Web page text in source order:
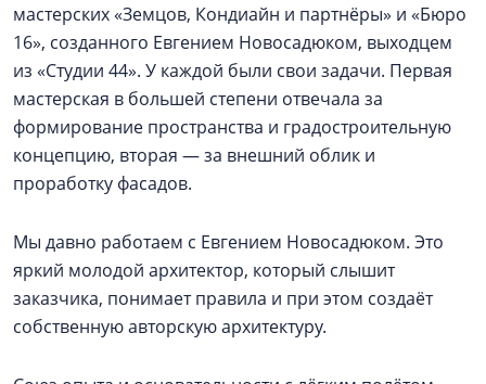
мастерских «Земцов, Кондиайн и партнёры» и «Бюро
16», созданного Евгением Новосадюком, выходцем
из «Студии 44». У каждой были свои задачи. Первая
мастерская в большей степени отвечала за
формирование пространства и градостроительную
концепцию, вторая — за внешний облик и
проработку фасадов.
Мы давно работаем с Евгением Новосадюком. Это
яркий молодой архитектор, который слышит
заказчика, понимает правила и при этом создаёт
собственную авторскую архитектуру.